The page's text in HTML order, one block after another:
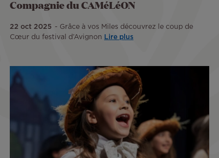
Compagnie du CAMéLéON
22 oct 2025
Grâce à vos Miles découvrez le coup de
Cœur du festival d’Avignon
Lire plus